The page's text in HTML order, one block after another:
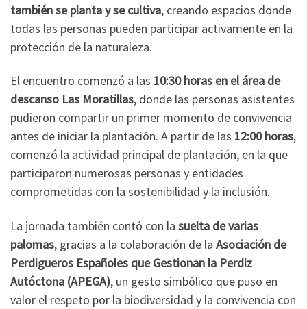
también se planta y se cultiva, creando espacios donde
todas las personas pueden participar activamente en la
protección de la naturaleza.
El encuentro comenzó a las 10:30 horas en el área de
descanso Las Moratillas, donde las personas asistentes
pudieron compartir un primer momento de convivencia
antes de iniciar la plantación. A partir de las 12:00 horas,
comenzó la actividad principal de plantación, en la que
participaron numerosas personas y entidades
comprometidas con la sostenibilidad y la inclusión.
La jornada también contó con la suelta de varias
palomas, gracias a la colaboración de la Asociación de
Perdigueros Españoles que Gestionan la Perdiz
Autóctona (APEGA), un gesto simbólico que puso en
valor el respeto por la biodiversidad y la convivencia con